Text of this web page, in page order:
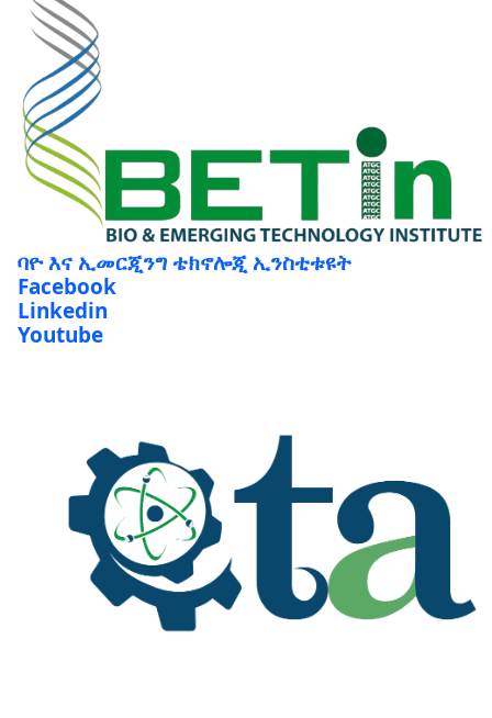
ባዮ እና ኢመርጂንግ ቴክኖሎጂ ኢንስቲቱዩት
Facebook
Linkedin
Youtube